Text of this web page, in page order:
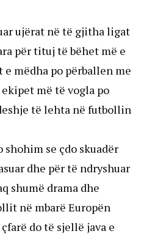
ujërat në të gjitha ligat
për tituj të bëhet më e
e mëdha po përballen me
më të vogla po
të lehta në futbollin
shohim se çdo skuadër
dhe për të ndryshuar
shumë drama dhe
në mbarë Europën
do të sjellë java e